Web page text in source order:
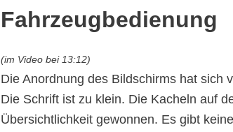
Fahrzeugbedienung
(im Video bei 13:12)
Die Anordnung des Bildschirms hat sich
Die Schrift ist zu klein. Die Kacheln auf
Übersichtlichkeit gewonnen. Es gibt